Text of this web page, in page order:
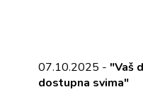
07.10.2025 - "Vaš
dostupna svima"